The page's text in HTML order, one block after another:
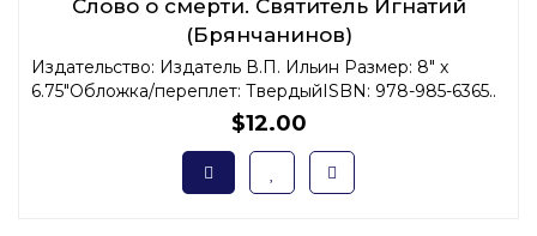
Слово о смерти. Святитель Игнатий
(Брянчанинов)
Издательство: Издатель В.П. Ильин Размер: 8" x
6.75"Обложка/переплет: ТвердыйISBN: 978-985-6365..
$12.00